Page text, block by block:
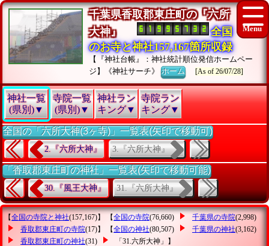
千葉県香取郡東庄町の『六所
大神』
全国
のお寺と神社157,167箇所収録
【『神社台帳』：神社統計順位発信ホームペー
ジ】《神社サーチ》ホーム [As of 26/07/28]
神社一覧
(県別)▼
寺院一覧
(県別)▼
神社ラン
キング▼
寺院ラン
キング▼
全国の「六所大神(3ヶ寺)」一覧表(矢印で移動可)
2.『六所大神』 3.『六所大神』
「香取郡東庄町の神社」一覧表(矢印で移動可能)
30.『風王大神』 31.『六所大神』
【全国の寺院と神社(157,167)】 【全国の寺院(76,660) 千葉県の寺院(2,998)
香取郡東庄町の寺院(17)】 【全国の神社(80,507) 千葉県の神社(3,162)
香取郡東庄町の神社(31) 「31.六所大神」 】